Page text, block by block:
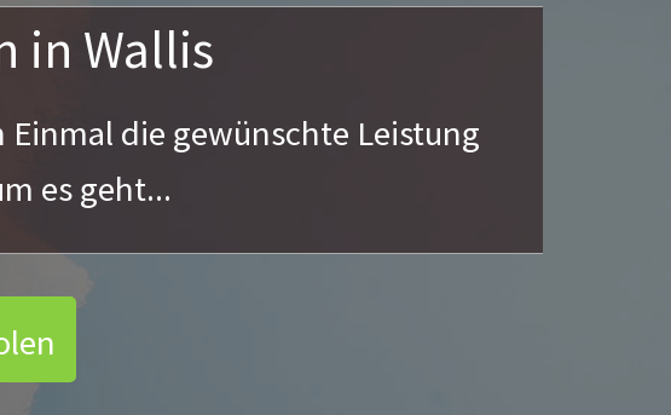
in Wallis
die gewünschte Leistung
es geht...